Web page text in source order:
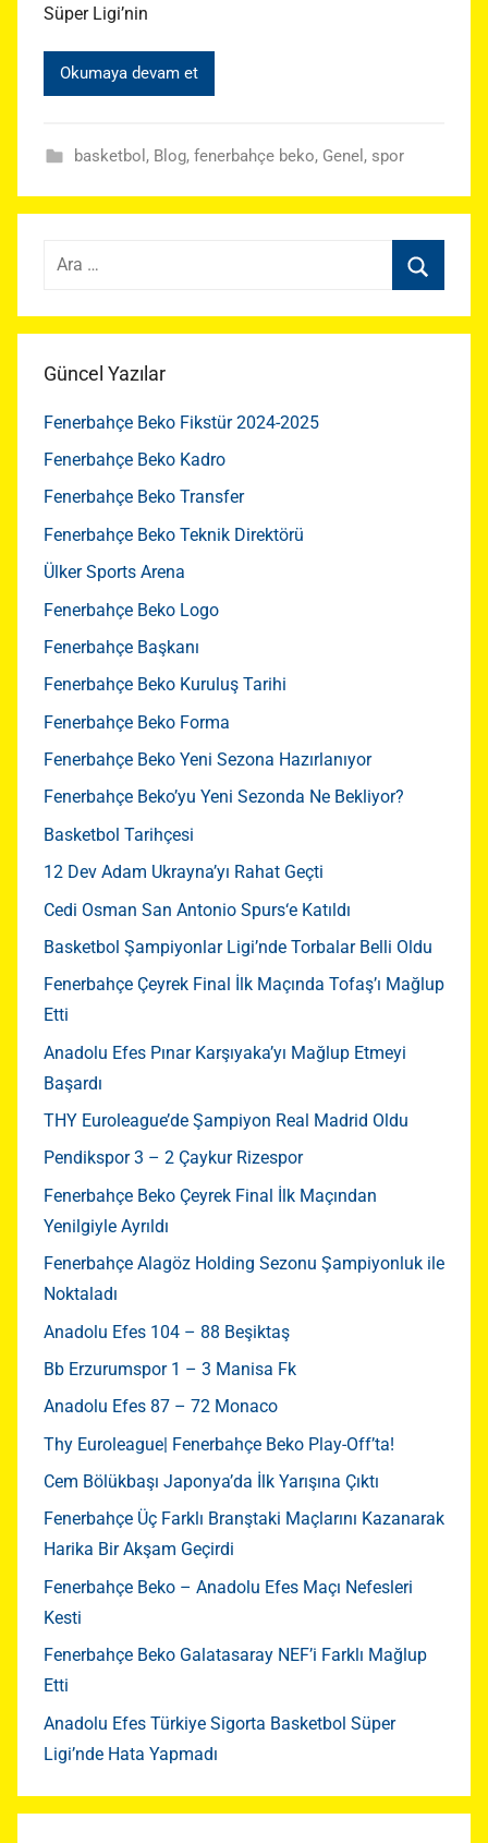
Süper Ligi’nin
Okumaya devam et
basketbol , Blog, fenerbahçe beko, Genel , spor
Arama:
Güncel Yazılar
Fenerbahçe Beko Fikstür 2024-2025
Fenerbahçe Beko Kadro
Fenerbahçe Beko Transfer
Fenerbahçe Beko Teknik Direktörü
Ülker Sports Arena
Fenerbahçe Beko Logo
Fenerbahçe Başkanı
Fenerbahçe Beko Kuruluş Tarihi
Fenerbahçe Beko Forma
Fenerbahçe Beko Yeni Sezona Hazırlanıyor
Fenerbahçe Beko’yu Yeni Sezonda Ne Bekliyor?
Basketbol Tarihçesi
12 Dev Adam Ukrayna’yı Rahat Geçti
Cedi Osman San Antonio Spurs‘e Katıldı
Basketbol Şampiyonlar Ligi’nde Torbalar Belli Oldu
Fenerbahçe Çeyrek Final İlk Maçında Tofaş’ı Mağlup
Etti
Anadolu Efes Pınar Karşıyaka’yı Mağlup Etmeyi
Başardı
THY Euroleague’de Şampiyon Real Madrid Oldu
Pendikspor 3 – 2 Çaykur Rizespor
Fenerbahçe Beko Çeyrek Final İlk Maçından
Yenilgiyle Ayrıldı
Fenerbahçe Alagöz Holding Sezonu Şampiyonluk ile
Noktaladı
Anadolu Efes 104 – 88 Beşiktaş
Bb Erzurumspor 1 – 3 Manisa Fk
Anadolu Efes 87 – 72 Monaco
Thy Euroleague| Fenerbahçe Beko Play-Off’ta!
Cem Bölükbaşı Japonya’da İlk Yarışına Çıktı
Fenerbahçe Üç Farklı Branştaki Maçlarını Kazanarak
Harika Bir Akşam Geçirdi
Fenerbahçe Beko – Anadolu Efes Maçı Nefesleri
Kesti
Fenerbahçe Beko Galatasaray NEF’i Farklı Mağlup
Etti
Anadolu Efes Türkiye Sigorta Basketbol Süper
Ligi’nde Hata Yapmadı